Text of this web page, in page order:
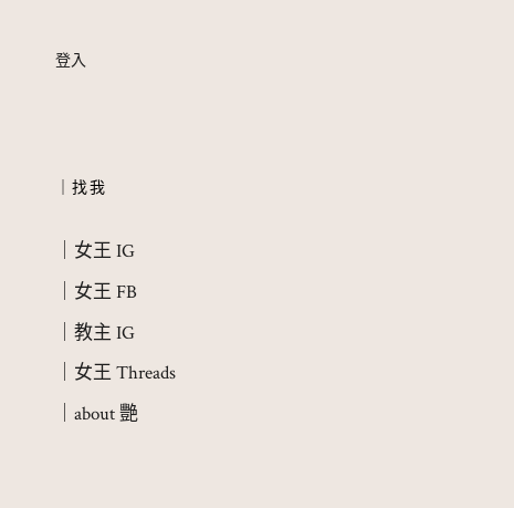
登入
｜找我
｜女王 IG
｜女王 FB
｜教主 IG
｜女王 Threads
｜about 艷